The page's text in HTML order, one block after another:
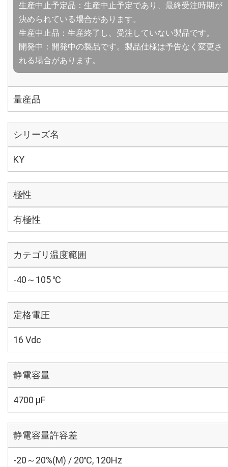
生産中止予定品：生産中止予定であり、最終受注時期が
決められている場合があります。
生産中止品：生産終了し、受注していない製品です。
開発中：開発中の製品です。製品仕様は予告なく変更さ
れる場合があります。
量産品
シリーズ名
KY
極性
有極性
カテゴリ温度範囲
-40～105 ℃
定格電圧
16 Vdc
静電容量
4700 µF
静電容量許容差
-20～20%(M) / 20℃, 120Hz